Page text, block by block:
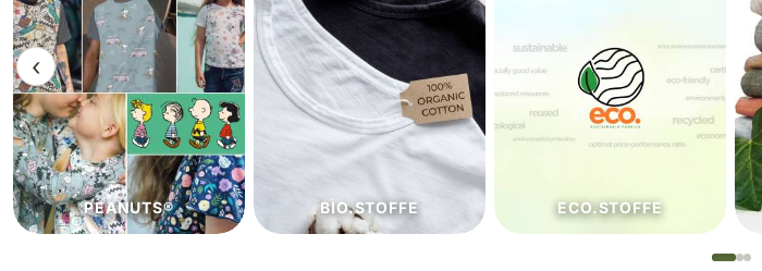
‹
BIO.STOFFE ECO.STOFFE JEANSOPTIK